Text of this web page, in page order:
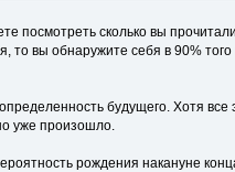
посмотреть сколько вы
то вы обнаружите себя в 90%
будущего. Хотя все
уже произошло.
рождения накануне